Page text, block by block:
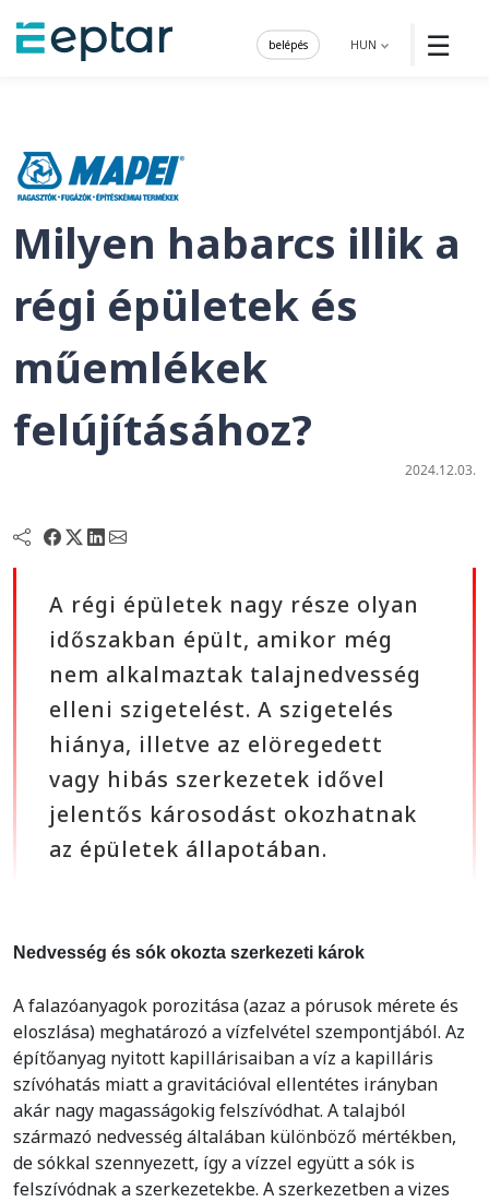
☰
HUN
belépés
Milyen habarcs illik a
régi épületek és
műemlékek
felújításához?
2024.12.03.
A régi épületek nagy része olyan
időszakban épült, amikor még
nem alkalmaztak talajnedvesség
elleni szigetelést. A szigetelés
hiánya, illetve az elöregedett
vagy hibás szerkezetek idővel
jelentős károsodást okozhatnak
az épületek állapotában.
Nedvesség és sók okozta szerkezeti károk
A falazóanyagok porozitása (azaz a pórusok mérete és
eloszlása) meghatározó a vízfelvétel szempontjából. Az
építőanyag nyitott kapillárisaiban a víz a kapilláris
szívóhatás miatt a gravitációval ellentétes irányban
akár nagy magasságokig felszívódhat. A talajból
származó nedvesség általában különböző mértékben,
de sókkal szennyezett, így a vízzel együtt a sók is
felszívódnak a szerkezetekbe. A szerkezetben a vizes